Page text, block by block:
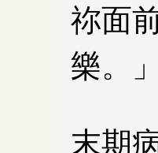
祢面
樂。
末期